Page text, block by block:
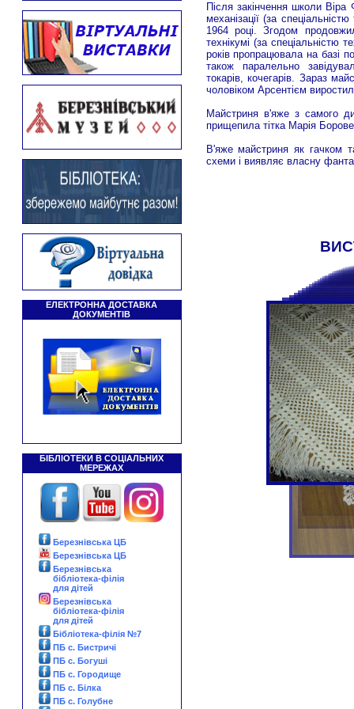
ЕЛЕКТРОННА ДОСТАВКА
ДОКУМЕНТІВ
БІБЛІОТЕКИ В СОЦІАЛЬНИХ
МЕРЕЖАХ
Березнівська ЦБ
Березнівська ЦБ
Березнівська
бібліотека-філія
для дітей
Березнівська
бібліотека-філія
для дітей
Бібліотека-філія №7
ПБ с. Бистричі
ПБ с. Богуші
ПБ с. Городище
ПБ с. Білка
ПБ с. Голубне
Після закінчення школи
механізації (за
1964 році. Згодом
технікумі (за спеціальністю
років пропрацювала на базі
також паралельно
токарів, кочегарів. Зараз
чоловіком Арсентієм
Майстриня в'яже з самого
прищепила тітка Марія
В'яже майстриня як гачком
схеми і виявляє власну